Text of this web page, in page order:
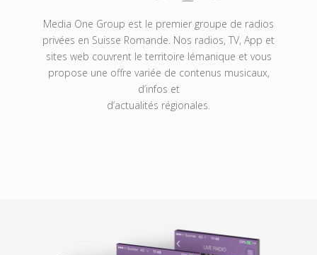
Media One Group est le premier groupe de radios
privées en Suisse Romande. Nos radios, TV, App et
sites web couvrent le territoire lémanique et vous
propose une offre variée de contenus musicaux,
d’infos et
d’actualités régionales.